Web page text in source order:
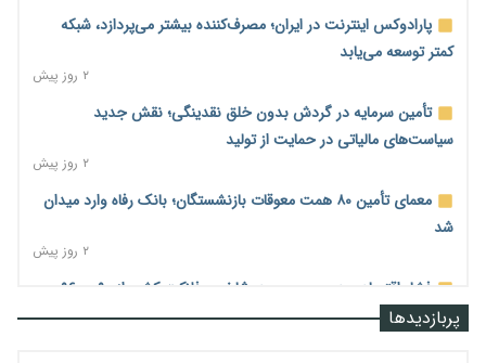
پارادوکس اینترنت در ایران؛ مصرف‌کننده بیشتر می‌پردازد، شبکه
کمتر توسعه می‌یابد
۲ روز پیش
تأمین سرمایه در گردش بدون خلق نقدینگی؛ نقش جدید
سیاست‌های مالیاتی در حمایت از تولید
۲ روز پیش
معمای تأمین ۸۰ همت معوقات بازنشستگان؛ بانک رفاه وارد میدان
شد
۲ روز پیش
فشار اقتصادی در مسیر صعود؛ شاخص فلاکت کشور از ۹۰ به ۹۶
درصد رسید
پربازدیدها